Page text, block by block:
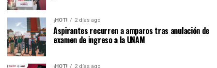
¡HOT! 2 días ago
Aspirantes recurren a amparos tras anulación de
examen de ingreso a la UNAM
¡HOT! 2 días ago